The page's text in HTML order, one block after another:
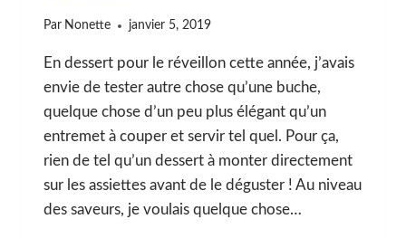
Par Nonette janvier 5, 2019
En dessert pour le réveillon cette année, j’avais
envie de tester autre chose qu’une buche,
quelque chose d’un peu plus élégant qu’un
entremet à couper et servir tel quel. Pour ça,
rien de tel qu’un dessert à monter directement
sur les assiettes avant de le déguster ! Au niveau
des saveurs, je voulais quelque chose…